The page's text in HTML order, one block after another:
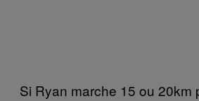
Si Ryan marche 15 ou 20km